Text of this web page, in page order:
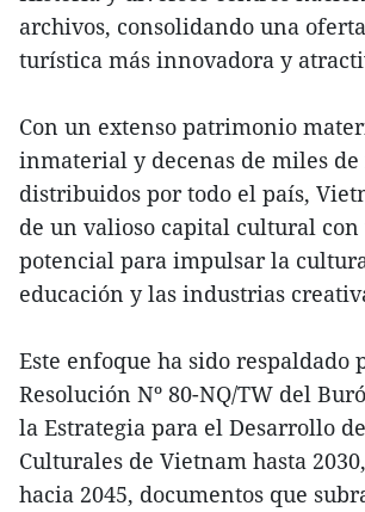
archivos, consolidando una
turística más innovadora y
Con un extenso patrimonio
inmaterial y decenas de miles
distribuidos por todo el país,
de un valioso capital cultural
potencial para impulsar la
educación y las industrias
Este enfoque ha sido respaldado
Resolución Nº 80-NQ/TW del
la Estrategia para el Desarrollo
Culturales de Vietnam hasta
hacia 2045, documentos que